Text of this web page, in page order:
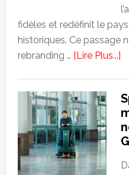
les
investisseurs
particuliers
fidèles et redéfinit le
historiques. Ce passage
rebranding … [Lire Plus...]
et